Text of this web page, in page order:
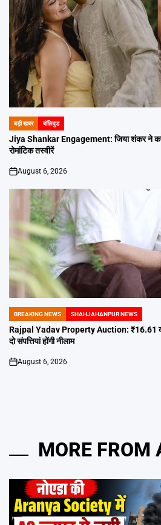
POSTED
IN
बड़ी खबर बॉलिवुड
Jiya Shankar Engagement: जिया शंकर ने
रोमांटिक तस्वीरें
on
August 6, 2026
POSTED
IN
BREAKING NEWS SHAHJAHANPUR NEWS
Rajpal Yadav Property Auction: ₹16.61
दो संपत्तियां होंगी नीलाम
on
August 6, 2026
MORE FROM